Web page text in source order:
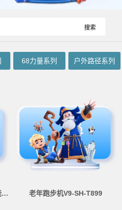
68力量系列 户外路径系列
智能商用电跑 （人脸+双屏智能版） SH-T5921T-T3（V9TT） 老年跑步机V9-SH-T899